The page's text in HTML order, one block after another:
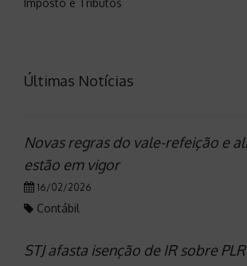
Imposto e Tributos
Últimas Notícias
Novas regras do vale-refeição e
estão em vigor
16/02/2026
Contábil
STJ afasta isenção de IR sobre PLR